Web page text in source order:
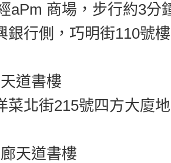
aPm 商場，步行約3分
銀行側，巧明街110號
道書樓
菜北街215號四方大廈
天道書樓